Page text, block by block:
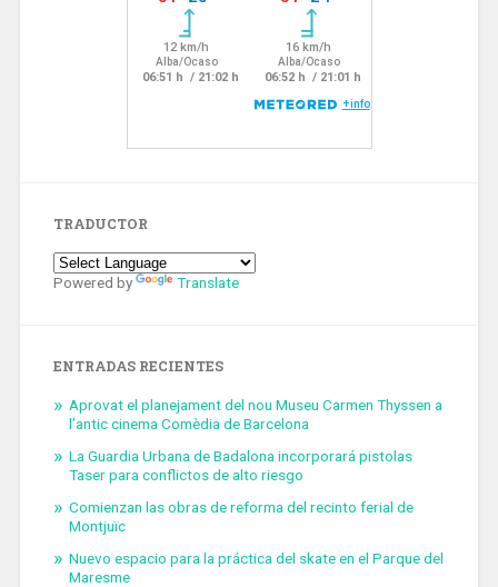
TRADUCTOR
Powered by Translate
ENTRADAS RECIENTES
Aprovat el planejament del nou Museu Carmen Thyssen a
l’antic cinema Comèdia de Barcelona
La Guardia Urbana de Badalona incorporará pistolas
Taser para conflictos de alto riesgo
Comienzan las obras de reforma del recinto ferial de
Montjuïc
Nuevo espacio para la práctica del skate en el Parque del
Maresme